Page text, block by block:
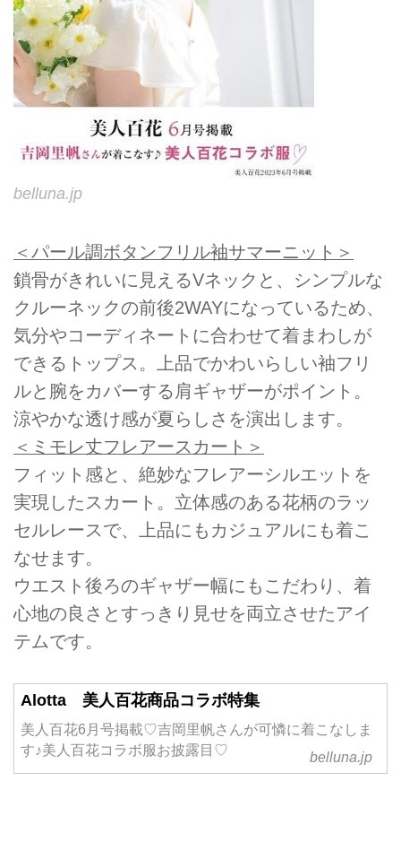
belluna.jp
＜パール調ボタンフリル袖サマーニット＞
鎖骨がきれいに見えるVネックと、シンプルな
クルーネックの前後2WAYになっているため、
気分やコーディネートに合わせて着まわしが
できるトップス。上品でかわいらしい袖フリ
ルと腕をカバーする肩ギャザーがポイント。
涼やかな透け感が夏らしさを演出します。
＜ミモレ丈フレアースカート＞
フィット感と、絶妙なフレアーシルエットを
実現したスカート。立体感のある花柄のラッ
セルレースで、上品にもカジュアルにも着こ
なせます。
ウエスト後ろのギャザー幅にもこだわり、着
心地の良さとすっきり見せを両立させたアイ
テムです。
Alotta 美人百花商品コラボ特集
美人百花6月号掲載♡吉岡里帆さんが可憐に着こなしま
す♪美人百花コラボ服お披露目♡
belluna.jp